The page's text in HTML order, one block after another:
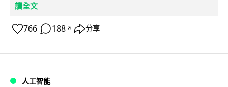
讀全文
766 188 ↗ 分享
人工智能